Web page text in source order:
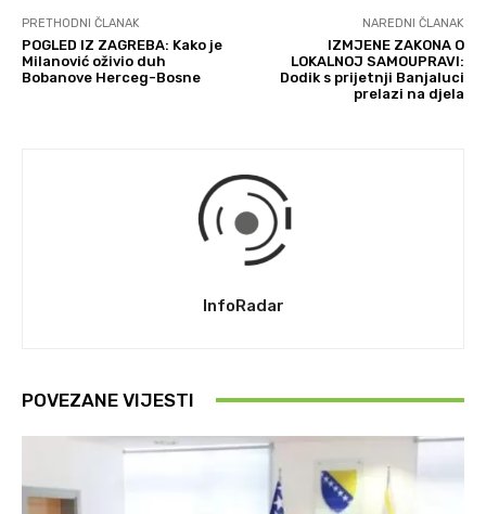
PRETHODNI ČLANAK
POGLED IZ ZAGREBA: Kako je
Milanović oživio duh
Bobanove Herceg-Bosne
NAREDNI ČLANAK
IZMJENE ZAKONA O
LOKALNOJ SAMOUPRAVI:
Dodik s prijetnji Banjaluci
prelazi na djela
InfoRadar
POVEZANE VIJESTI